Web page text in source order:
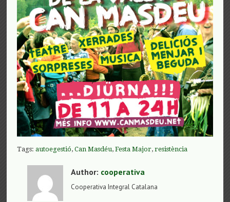
Tags:autoegestió,Can Masdéu,Festa Major,resistència
Author: cooperativa
Cooperativa Integral Catalana